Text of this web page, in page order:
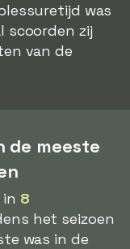
was
zij
van de
de meeste
8
het seizoen
was in de